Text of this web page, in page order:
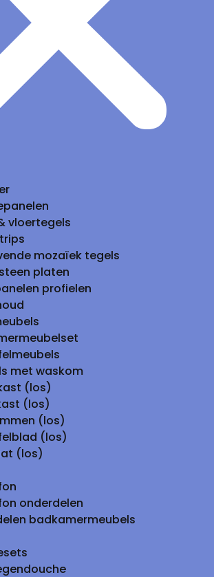
vloertegels
mozaïek tegels
platen
profielen
met waskom
(los)
(los)
(los)
(los)
(los)
onderdelen
badkamermeubels